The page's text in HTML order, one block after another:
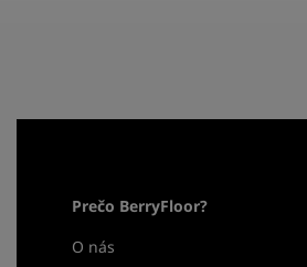
Prečo BerryFloor?
O nás